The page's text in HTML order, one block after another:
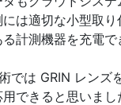
は適切な小型取り
計測機器を充電で
は GRIN レンズ
できると思いまし